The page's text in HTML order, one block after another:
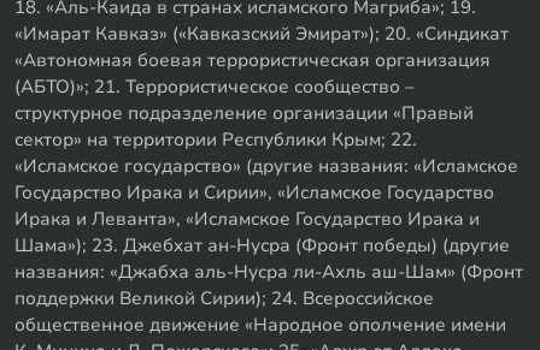
18. «Аль-Каида в странах исламского Магриба»; 19.
«Имарат Кавказ» («Кавказский Эмират»); 20. «Синдикат
«Автономная боевая террористическая организация
(АБТО)»; 21. Террористическое сообщество –
структурное подразделение организации «Правый
сектор» на территории Республики Крым; 22.
«Исламское государство» (другие названия: «Исламское
Государство Ирака и Сирии», «Исламское Государство
Ирака и Леванта», «Исламское Государство Ирака и
Шама»); 23. Джебхат ан-Нусра (Фронт победы) (другие
названия: «Джабха аль-Нусра ли-Ахль аш-Шам» (Фронт
поддержки Великой Сирии); 24. Всероссийское
общественное движение «Народное ополчение имени